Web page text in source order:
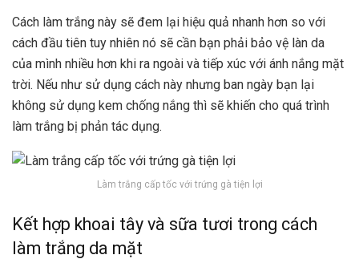
Cách làm trắng này sẽ đem lại hiệu quả nhanh hơn so với
cách đầu tiên tuy nhiên nó sẽ cần bạn phải bảo vệ làn da
của mình nhiều hơn khi ra ngoài và tiếp xúc với ánh nắng mặt
trời. Nếu như sử dụng cách này nhưng ban ngày bạn lại
không sử dụng kem chống nắng thì sẽ khiến cho quá trình
làm trắng bị phản tác dụng.
Làm trắng cấp tốc với trứng gà tiện lợi
Kết hợp khoai tây và sữa tươi trong cách
làm trắng da mặt